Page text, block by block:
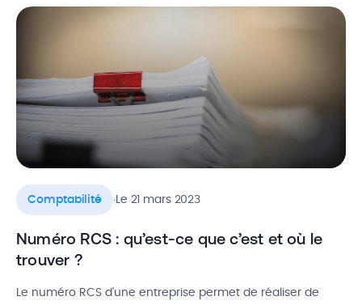
On l’obtient après une inscription auprès du centre de
Comptabilité .Le 21 mars 2023
Numéro RCS : qu’est-ce que c’est et où le
trouver ?
Le numéro RCS d’une entreprise permet de réaliser de